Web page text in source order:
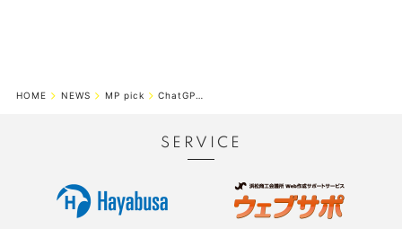
HOME NEWS MP pick ChatGPTとGemini、賢い選択でビジネスを加速する
SERVICE